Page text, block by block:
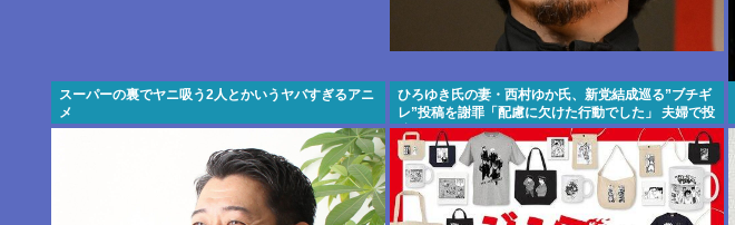
スーパーの裏でヤニ吸う2人とかいうヤバすぎるアニ
メ
ひろゆき氏の妻・西村ゆか氏、新党結成巡る”ブチギ
レ”投稿を謝罪「配慮に欠けた行動でした」 夫婦で投
稿